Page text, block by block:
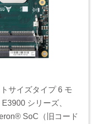
サイズタイプ 6 モ
シリーズ、
SoC（旧コード